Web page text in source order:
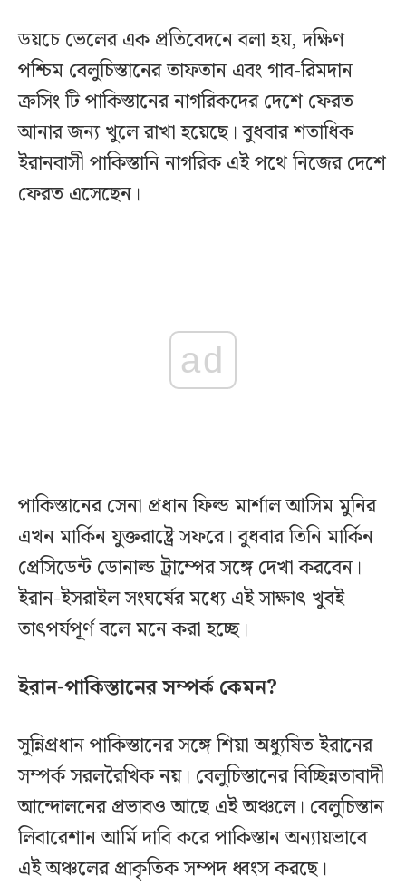
ডয়চে ভেলের এক প্রতিবেদনে বলা হয়, দক্ষিণ
পশ্চিম বেলুচিস্তানের তাফতান এবং গাব-রিমদান
ক্রসিং টি পাকিস্তানের নাগরিকদের দেশে ফেরত
আনার জন্য খুলে রাখা হয়েছে। বুধবার শতাধিক
ইরানবাসী পাকিস্তানি নাগরিক এই পথে নিজের দেশে
ফেরত এসেছেন।
ad
পাকিস্তানের সেনা প্রধান ফিল্ড মার্শাল আসিম মুনির
এখন মার্কিন যুক্তরাষ্ট্রে সফরে। বুধবার তিনি মার্কিন
প্রেসিডেন্ট ডোনাল্ড ট্রাম্পের সঙ্গে দেখা করবেন।
ইরান-ইসরাইল সংঘর্ষের মধ্যে এই সাক্ষাৎ খুবই
তাৎপর্যপূর্ণ বলে মনে করা হচ্ছে।
ইরান-পাকিস্তানের সম্পর্ক কেমন?
সুন্নিপ্রধান পাকিস্তানের সঙ্গে শিয়া অধ্যুষিত ইরানের
সম্পর্ক সরলরৈখিক নয়। বেলুচিস্তানের বিচ্ছিন্নতাবাদী
আন্দোলনের প্রভাবও আছে এই অঞ্চলে। বেলুচিস্তান
লিবারেশান আর্মি দাবি করে পাকিস্তান অন্যায়ভাবে
এই অঞ্চলের প্রাকৃতিক সম্পদ ধ্বংস করছে।